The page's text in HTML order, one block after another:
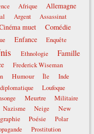
Afrique Allemagne
Argent
Assassinat
muet Comédie
Enfance
Enquête
Ethnologie Famille
Frederick Wiseman
Humour Île Inde
Loufoque
Meurtre Militaire
Nazisme Neige
New
Poésie
Polar
Prostitution